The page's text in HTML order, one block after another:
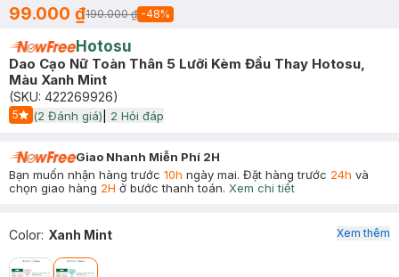
99.000 ₫190.000 ₫ -48%
Hotosu
Dao Cạo Nữ Toàn Thân 5 Lưỡi Kèm Đầu Thay Hotosu,
Màu Xanh Mint
(SKU: 422269926)
5
Start Icon
(2 Đánh giá) 2 Hỏi đáp
Giao Nhanh Miễn Phí 2H
Bạn muốn nhận hàng trước 10h ngày mai. Đặt hàng trước 24h và
chọn giao hàng 2H ở bước thanh toán. Xem chi tiết
Color: Xanh Mint Xem thêm